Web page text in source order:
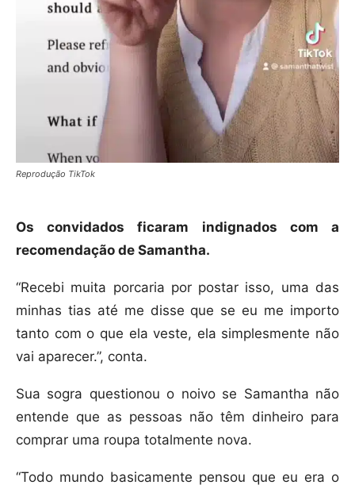
Reprodução TikTok
Os convidados ficaram indignados com a
recomendação de Samantha.
“Recebi muita porcaria por postar isso, uma das
minhas tias até me disse que se eu me importo
tanto com o que ela veste, ela simplesmente não
vai aparecer.”, conta.
Sua sogra questionou o noivo se Samantha não
entende que as pessoas não têm dinheiro para
comprar uma roupa totalmente nova.
“Todo mundo basicamente pensou que eu era o